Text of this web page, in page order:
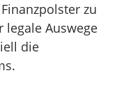
zu
legale Auswege
die